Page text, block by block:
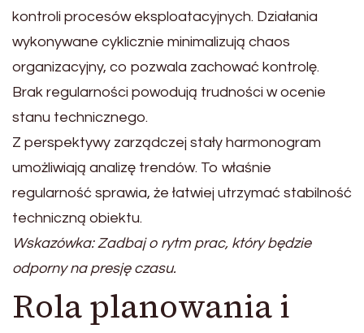
kontroli procesów eksploatacyjnych. Działania
wykonywane cyklicznie minimalizują chaos
organizacyjny, co pozwala zachować kontrolę.
Brak regularności powodują trudności w ocenie
stanu technicznego.
Z perspektywy zarządczej stały harmonogram
umożliwiają analizę trendów. To właśnie
regularność sprawia, że łatwiej utrzymać stabilność
techniczną obiektu.
Wskazówka: Zadbaj o rytm prac, który będzie
odporny na presję czasu.
Rola planowania i